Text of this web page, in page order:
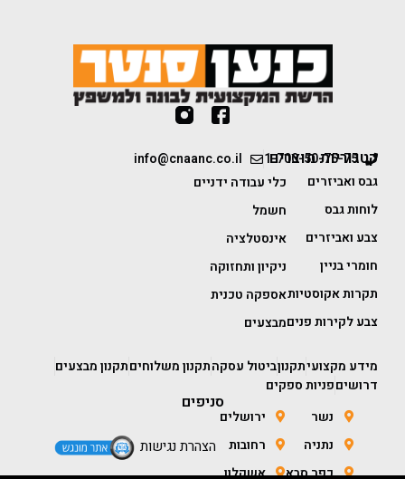
1-700-50-75-75
info@cnaanc.co.il קטגוריות מוצרים
גבס ואביזרים
לוחות גבס
צבע ואביזרים
חומרי בניין
תקרות אקוסטיות
צבע לקירות פנים
כלי עבודה ידניים
חשמל
אינסטלציה
ניקיון ותחזוקה
אספקה טכנית
מבצעים
מידע מקצועיתקנוןביטול עסקהתקנון משלוחיםתקנון מבצעים
דרושיםפניות ספקים
סניפים
נשר
נתניה
כפר סבא
ירושלים
רחובות
אשקלון
הצהרת נגישות